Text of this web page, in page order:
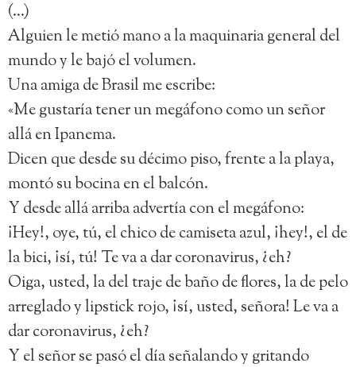
(…)
Alguien le metió mano a la maquinaria general del
mundo y le bajó el volumen.
Una amiga de Brasil me escribe:
«Me gustaría tener un megáfono como un señor
allá en Ipanema.
Dicen que desde su décimo piso, frente a la playa,
montó su bocina en el balcón.
Y desde allá arriba advertía con el megáfono:
¡Hey!, oye, tú, el chico de camiseta azul, ¡hey!, el de
la bici, ¡sí, tú! Te va a dar coronavirus, ¿eh?
Oiga, usted, la del traje de baño de flores, la de pelo
arreglado y lipstick rojo, ¡sí, usted, señora! Le va a
dar coronavirus, ¿eh?
Y el señor se pasó el día señalando y gritando